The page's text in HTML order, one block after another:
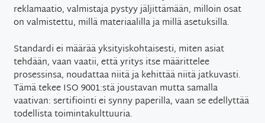
reklamaatio, valmistaja pystyy jäljittämään, milloin osat
on valmistettu, millä materiaalilla ja millä asetuksilla.
Standardi ei määrää yksityiskohtaisesti, miten asiat
tehdään, vaan vaatii, että yritys itse määrittelee
prosessinsa, noudattaa niitä ja kehittää niitä jatkuvasti.
Tämä tekee ISO 9001:stä joustavan mutta samalla
vaativan: sertifiointi ei synny paperilla, vaan se edellyttää
todellista toimintakulttuuria.